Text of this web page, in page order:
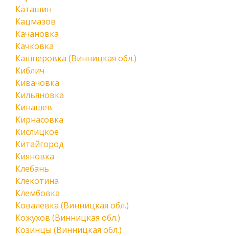
Каташин
Кацмазов
Качановка
Качковка
Кашперовка (Винницкая обл.)
Киблич
Кивачовка
Кильяновка
Кинашев
Кирнасовка
Кислицкое
Китайгород
Кияновка
Клебань
Клекотина
Клембовка
Ковалевка (Винницкая обл.)
Кожухов (Винницкая обл.)
Козинцы (Винницкая обл.)